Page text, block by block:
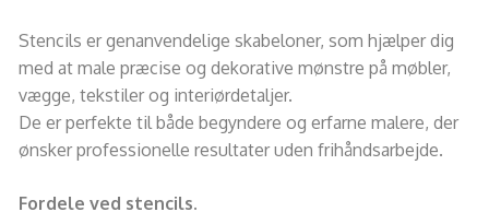
Stencils er genanvendelige skabeloner, som hjælper dig
med at male præcise og dekorative mønstre på møbler,
vægge, tekstiler og interiørdetaljer.
De er perfekte til både begyndere og erfarne malere, der
ønsker professionelle resultater uden frihåndsarbejde.
Fordele ved stencils.